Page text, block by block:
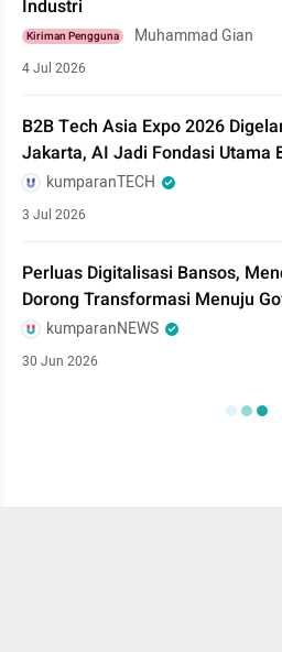
Industri
Kiriman Pengguna Muhammad Gian
4 Jul 2026
B2B Tech Asia Expo 2026
Jakarta, AI Jadi Fondasi Utama
kumparanTECH
3 Jul 2026
Perluas Digitalisasi Bansos,
Dorong Transformasi Menuju
kumparanNEWS
30 Jun 2026